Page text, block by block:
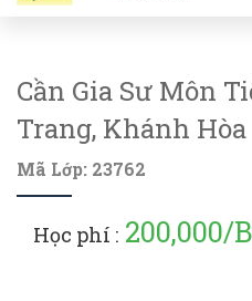
Cần Gia Sư Môn
Trang, Khánh Hòa
Mã Lớp: 23762
Học phí : 200,000/